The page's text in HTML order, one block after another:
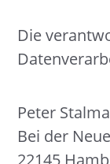
Die
Peter
Bei der